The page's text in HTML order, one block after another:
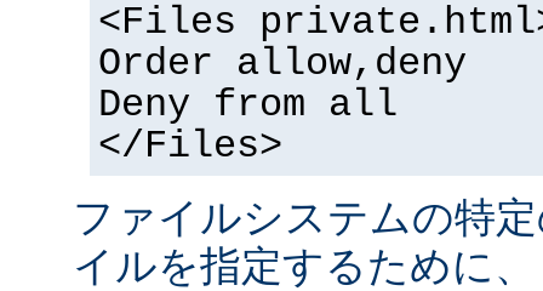
<Files
Order allow,deny
Deny from all
</Files>
ファイルシステムの特
イルを指定するために